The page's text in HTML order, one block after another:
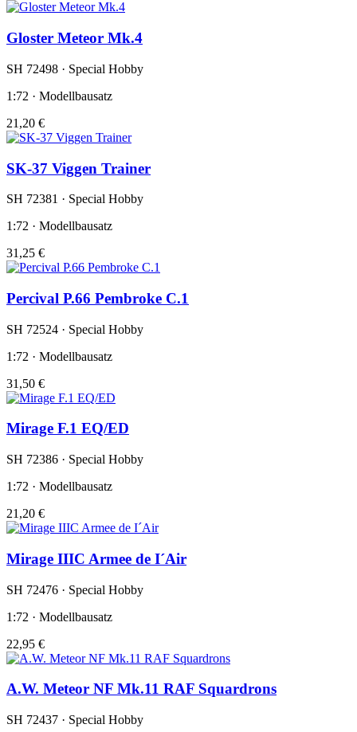
Gloster Meteor Mk.4
SH 72498 · Special Hobby
1:72 · Modellbausatz
21,20 €
SK-37 Viggen Trainer
SH 72381 · Special Hobby
1:72 · Modellbausatz
31,25 €
Percival P.66 Pembroke C.1
SH 72524 · Special Hobby
1:72 · Modellbausatz
31,50 €
Mirage F.1 EQ/ED
SH 72386 · Special Hobby
1:72 · Modellbausatz
21,20 €
Mirage IIIC Armee de I´Air
SH 72476 · Special Hobby
1:72 · Modellbausatz
22,95 €
A.W. Meteor NF Mk.11 RAF Squardrons
SH 72437 · Special Hobby